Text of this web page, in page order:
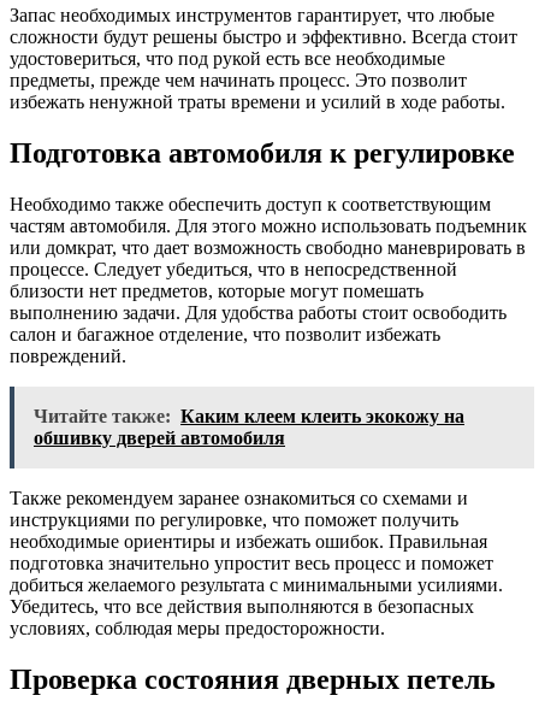
Запас необходимых инструментов гарантирует, что любые
сложности будут решены быстро и эффективно. Всегда стоит
удостовериться, что под рукой есть все необходимые
предметы, прежде чем начинать процесс. Это позволит
избежать ненужной траты времени и усилий в ходе работы.
Подготовка автомобиля к регулировке
Необходимо также обеспечить доступ к соответствующим
частям автомобиля. Для этого можно использовать подъемник
или домкрат, что дает возможность свободно маневрировать в
процессе. Следует убедиться, что в непосредственной
близости нет предметов, которые могут помешать
выполнению задачи. Для удобства работы стоит освободить
салон и багажное отделение, что позволит избежать
повреждений.
Читайте также: Каким клеем клеить экокожу на
обшивку дверей автомобиля
Также рекомендуем заранее ознакомиться со схемами и
инструкциями по регулировке, что поможет получить
необходимые ориентиры и избежать ошибок. Правильная
подготовка значительно упростит весь процесс и поможет
добиться желаемого результата с минимальными усилиями.
Убедитесь, что все действия выполняются в безопасных
условиях, соблюдая меры предосторожности.
Проверка состояния дверных петель